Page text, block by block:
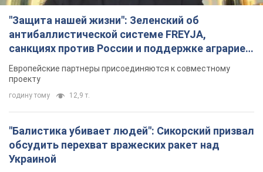
"Защита нашей жизни": Зеленский об
антибаллистической системе FREYJA,
санкциях против России и поддержке аграриев.
Видео
Европейские партнеры присоединяются к совместному
проекту
годину тому 12,9 т.
"Балистика убивает людей": Сикорский призвал
обсудить перехват вражеских ракет над
Украиной